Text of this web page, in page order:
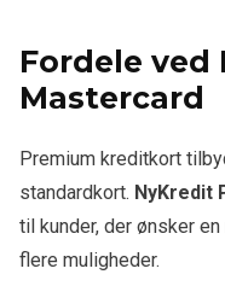
Fordele ved
Mastercard
Premium kreditkort
standardkort. NyKredit
til kunder, der ønsker
flere muligheder.